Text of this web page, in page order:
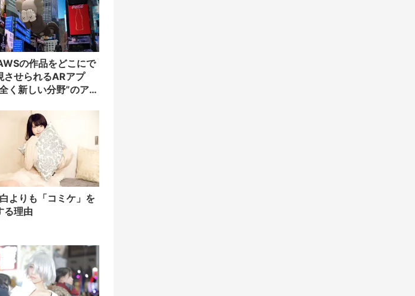
させられるARアプ
く新しい分野”のアー
る理由